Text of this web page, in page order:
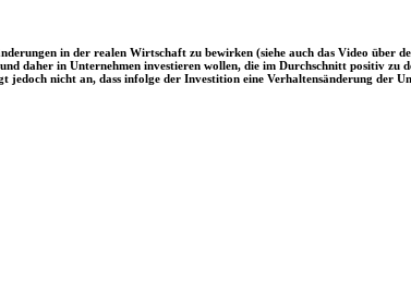
in der realen Wirtschaft zu bewirken (siehe auch das Video über
daher in Unternehmen investieren wollen, die im Durchschnitt positiv zu
nicht an, dass infolge der Investition eine Verhaltensänderung der